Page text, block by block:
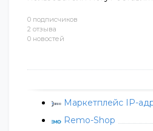
0 подписчиков
2 отзыва
0 новостей
Маркетплейс IP-
Remo-Shop